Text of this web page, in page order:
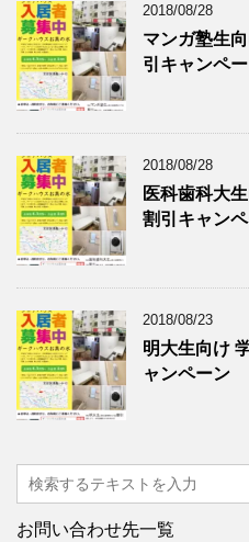
2018/08/28
マンガ塾生
引キャンペ
2018/08/28
医科歯科大
割引キャン
2018/08/23
明大生向け
ャンペーン
お問い合わせ先一覧